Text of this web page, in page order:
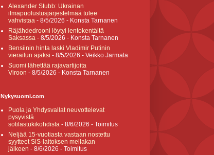
Alexander Stubb: Ukrainan
ilmapuolustusjärjestelmää tulee
vahvistaa - 8/5/2026 - Konsta Tarnanen
Räjähdedrooni löytyi lentokentältä
Saksassa - 8/5/2026 - Konsta Tarnanen
Bensiinin hinta laski Vladimir Putinin
vierailun ajaksi - 8/5/2026 - Veikko Jarmala
Suomi lähettää rajavartijoita
Viroon - 8/5/2026 - Konsta Tarnanen
Nykysuomi.com
Puola ja Yhdysvallat neuvottelevat
pysyvistä
sotilastukikohdista - 8/6/2026 - Toimitus
Neljää 15-vuotiasta vastaan nostettu
syytteet SiS-laitoksen mellakan
jälkeen - 8/6/2026 - Toimitus